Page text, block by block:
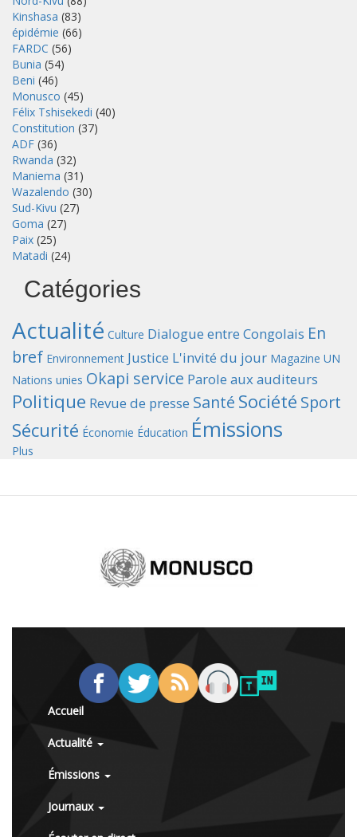
Kinshasa (83)
épidémie (66)
FARDC (56)
Bunia (54)
Beni (46)
Monusco (45)
Félix Tshisekedi (40)
Constitution (37)
ADF (36)
Rwanda (32)
Maniema (31)
Wazalendo (30)
Sud-Kivu (27)
Goma (27)
Paix (25)
Matadi (24)
Catégories
Actualité Culture Dialogue entre Congolais En
bref Environnement Justice L'invité du jour Magazine UN
Nations unies Okapi service Parole aux auditeurs
Politique Revue de presse Santé Société Sport
Sécurité Économie Éducation Émissions
Plus
Accueil
Actualité
Émissions
Journaux